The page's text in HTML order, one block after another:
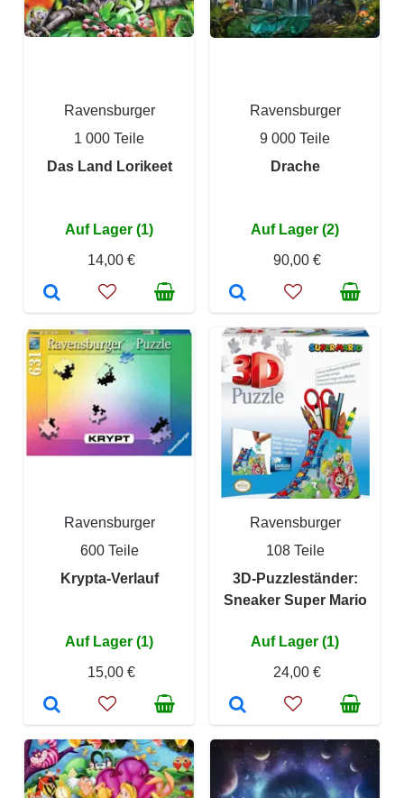
Ravensburger
1 000 Teile
Das Land Lorikeet
Auf Lager (1)
14,00 €
Ravensburger
9 000 Teile
Drache
Auf Lager (2)
90,00 €
Ravensburger
600 Teile
Krypta-Verlauf
Auf Lager (1)
15,00 €
Ravensburger
108 Teile
3D-Puzzleständer:
Sneaker Super Mario
Auf Lager (1)
24,00 €